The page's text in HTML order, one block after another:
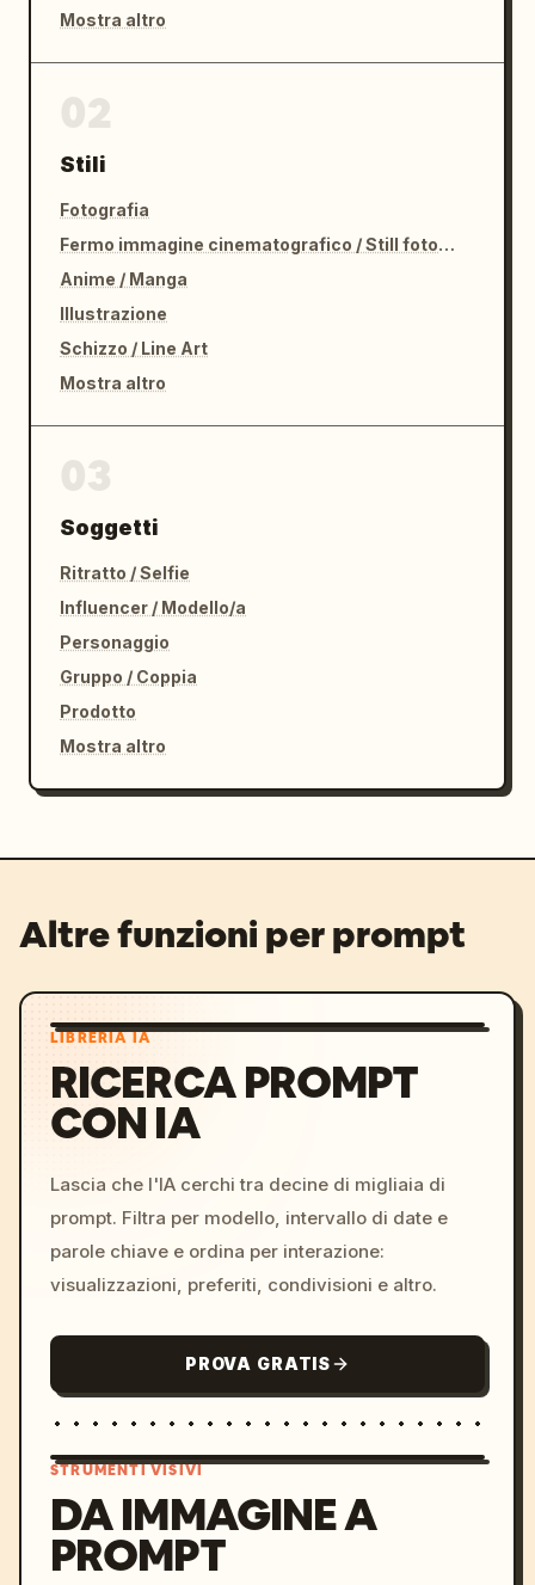
Mostra altro
Stili
Fotografia
Fermo immagine cinematografico / Still fotografico
Anime / Manga
Illustrazione
Schizzo / Line Art
Mostra altro
Soggetti
Ritratto / Selfie
Influencer / Modello/a
Personaggio
Gruppo / Coppia
Prodotto
Mostra altro
Altre funzioni per prompt
LIBRERIA IA
RICERCA PROMPT
CON IA
Lascia che l'IA cerchi tra decine di migliaia di
prompt. Filtra per modello, intervallo di date e
parole chiave e ordina per interazione:
visualizzazioni, preferiti, condivisioni e altro.
PROVA GRATIS
STRUMENTI VISIVI
DA IMMAGINE A
PROMPT